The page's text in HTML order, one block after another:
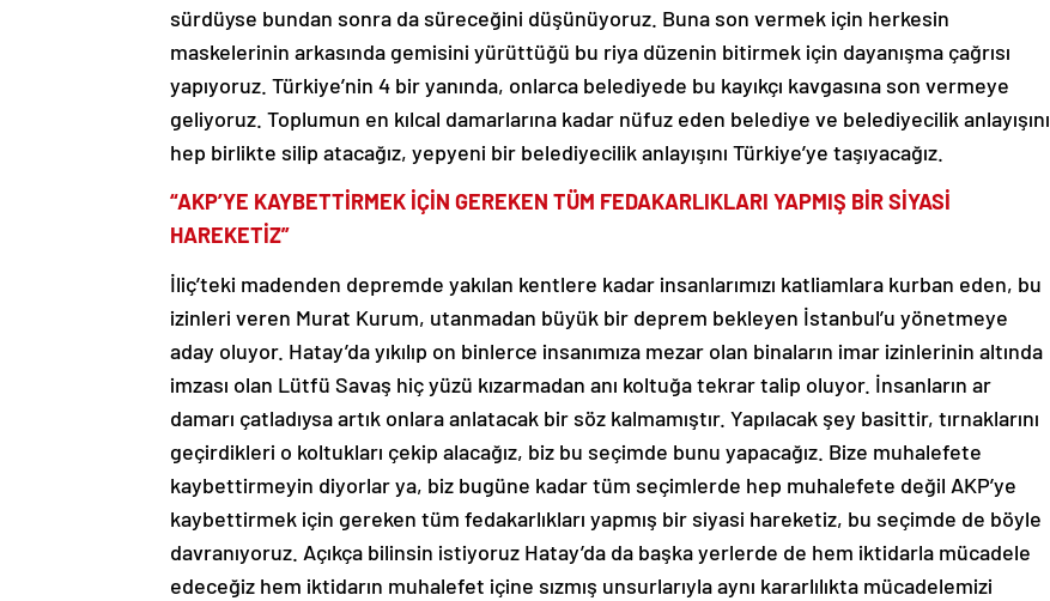
sürdüyse bundan sonra da süreceğini düşünüyoruz. Buna son vermek için herkesin
maskelerinin arkasında gemisini yürüttüğü bu riya düzenin bitirmek için dayanışma çağrısı
yapıyoruz. Türkiye’nin 4 bir yanında, onlarca belediyede bu kayıkçı kavgasına son vermeye
geliyoruz. Toplumun en kılcal damarlarına kadar nüfuz eden belediye ve belediyecilik anlayışını
hep birlikte silip atacağız, yepyeni bir belediyecilik anlayışını Türkiye’ye taşıyacağız.
“AKP’YE KAYBETTİRMEK İÇİN GEREKEN TÜM FEDAKARLIKLARI YAPMIŞ BİR SİYASİ
HAREKETİZ”
İliç’teki madenden depremde yakılan kentlere kadar insanlarımızı katliamlara kurban eden, bu
izinleri veren Murat Kurum, utanmadan büyük bir deprem bekleyen İstanbul’u yönetmeye
aday oluyor. Hatay’da yıkılıp on binlerce insanımıza mezar olan binaların imar izinlerinin altında
imzası olan Lütfü Savaş hiç yüzü kızarmadan anı koltuğa tekrar talip oluyor. İnsanların ar
damarı çatladıysa artık onlara anlatacak bir söz kalmamıştır. Yapılacak şey basittir, tırnaklarını
geçirdikleri o koltukları çekip alacağız, biz bu seçimde bunu yapacağız. Bize muhalefete
kaybettirmeyin diyorlar ya, biz bugüne kadar tüm seçimlerde hep muhalefete değil AKP’ye
kaybettirmek için gereken tüm fedakarlıkları yapmış bir siyasi hareketiz, bu seçimde de böyle
davranıyoruz. Açıkça bilinsin istiyoruz Hatay’da da başka yerlerde de hem iktidarla mücadele
edeceğiz hem iktidarın muhalefet içine sızmış unsurlarıyla aynı kararlılıkta mücadelemizi